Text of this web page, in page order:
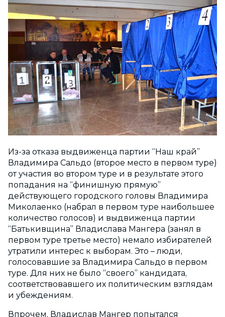
Из-за отказа выдвиженца партии “Наш край”
Владимира Сальдо (второе место в первом туре)
от участия во втором туре и в результате этого
попадания на “финишную прямую”
действующего городского головы Владимира
Миколаенко (набрал в первом туре наибольшее
количество голосов) и выдвиженца партии
“Батькивщина” Владислава Мангера (занял в
первом туре третье место) немало избирателей
утратили интерес к выборам. Это – люди,
голосовавшие за Владимира Сальдо в первом
туре. Для них не было “своего” кандидата,
соответствовавшего их политическим взглядам
и убеждениям.
Впрочем, Владислав Мангер попытался